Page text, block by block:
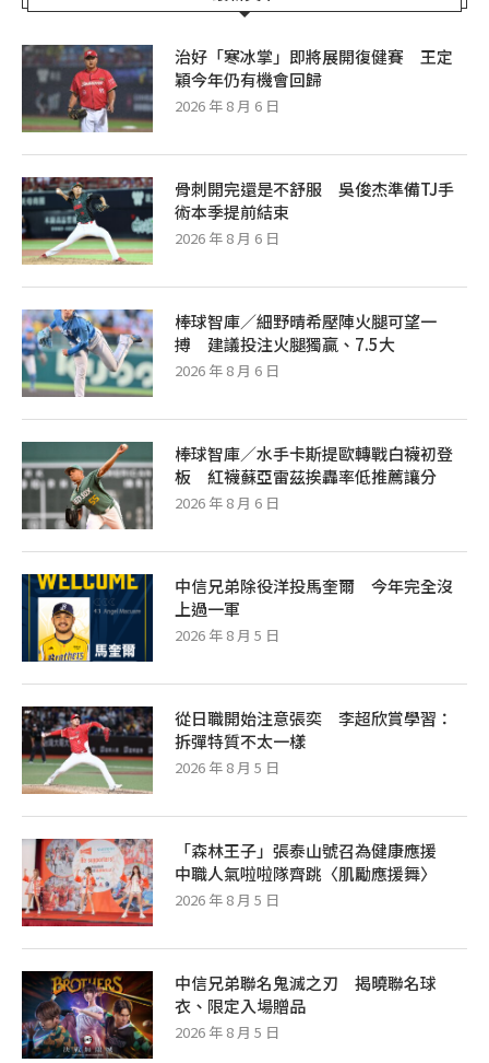
治好「寒冰掌」即將展開復健賽 王定
穎今年仍有機會回歸
2026 年 8 月 6 日
骨刺開完還是不舒服 吳俊杰準備TJ手
術本季提前結束
2026 年 8 月 6 日
棒球智庫／細野晴希壓陣火腿可望一
搏 建議投注火腿獨贏、7.5大
2026 年 8 月 6 日
棒球智庫／水手卡斯提歐轉戰白襪初登
板 紅襪蘇亞雷茲挨轟率低推薦讓分
2026 年 8 月 6 日
中信兄弟除役洋投馬奎爾 今年完全沒
上過一軍
2026 年 8 月 5 日
從日職開始注意張奕 李超欣賞學習：
拆彈特質不太一樣
2026 年 8 月 5 日
「森林王子」張泰山號召為健康應援
中職人氣啦啦隊齊跳〈肌勵應援舞〉
2026 年 8 月 5 日
中信兄弟聯名鬼滅之刃 揭曉聯名球
衣、限定入場贈品
2026 年 8 月 5 日